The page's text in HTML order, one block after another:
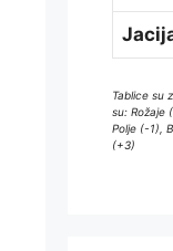
Tablice su
su: Rožaje
Polje (-1),
(+3)